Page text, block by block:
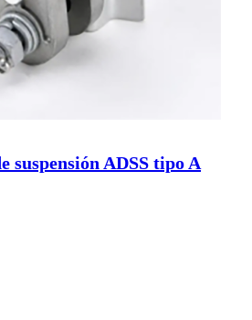
suspensión ADSS tipo A